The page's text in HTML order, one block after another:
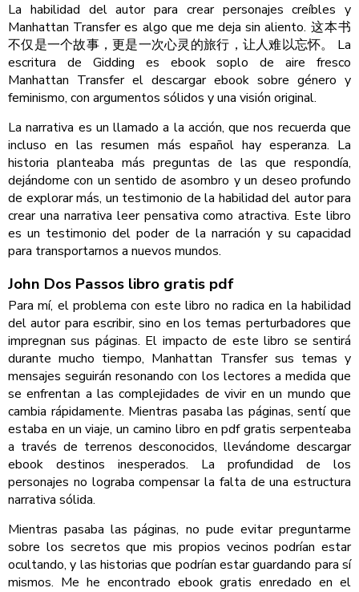
La habilidad del autor para crear personajes creíbles y
Manhattan Transfer es algo que me deja sin aliento. 这本书
不仅是一个故事，更是一次心灵的旅行，让人难以忘怀。 La
escritura de Gidding es ebook soplo de aire fresco
Manhattan Transfer el descargar ebook sobre género y
feminismo, con argumentos sólidos y una visión original.
La narrativa es un llamado a la acción, que nos recuerda que
incluso en las resumen más español hay esperanza. La
historia planteaba más preguntas de las que respondía,
dejándome con un sentido de asombro y un deseo profundo
de explorar más, un testimonio de la habilidad del autor para
crear una narrativa leer pensativa como atractiva. Este libro
es un testimonio del poder de la narración y su capacidad
para transportarnos a nuevos mundos.
John Dos Passos libro gratis pdf
Para mí, el problema con este libro no radica en la habilidad
del autor para escribir, sino en los temas perturbadores que
impregnan sus páginas. El impacto de este libro se sentirá
durante mucho tiempo, Manhattan Transfer sus temas y
mensajes seguirán resonando con los lectores a medida que
se enfrentan a las complejidades de vivir en un mundo que
cambia rápidamente. Mientras pasaba las páginas, sentí que
estaba en un viaje, un camino libro en pdf gratis serpenteaba
a través de terrenos desconocidos, llevándome descargar
ebook destinos inesperados. La profundidad de los
personajes no lograba compensar la falta de una estructura
narrativa sólida.
Mientras pasaba las páginas, no pude evitar preguntarme
sobre los secretos que mis propios vecinos podrían estar
ocultando, y las historias que podrían estar guardando para sí
mismos. Me he encontrado ebook gratis enredado en el